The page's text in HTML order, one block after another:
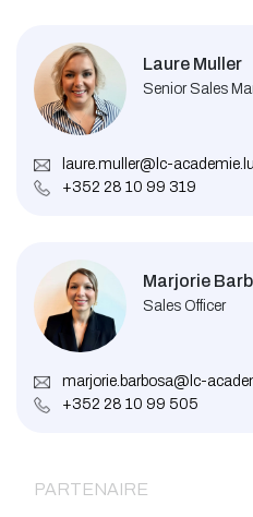
Laure Muller
Senior Sales
laure.muller@lc-academie.lu
+352 28 10 99 319
Marjorie
Sales Officer
marjorie.barbosa@lc-
+352 28 10 99 505
PARTENAIRE